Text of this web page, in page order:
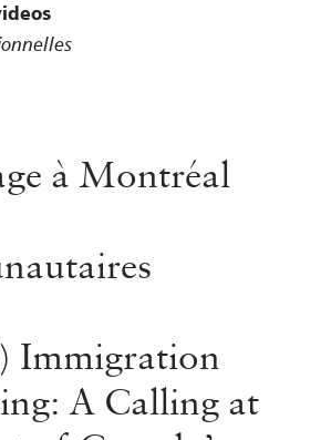
à Montréal
Immigration
A Calling at